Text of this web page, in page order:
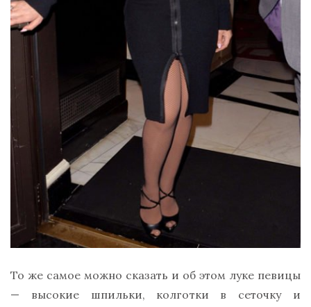
То же самое можно сказать и об этом луке певицы
— высокие шпильки, колготки в сеточку и